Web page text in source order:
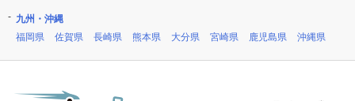
九州・沖縄
福岡県
佐賀県 長崎県 熊本県 大分県 宮崎県 鹿児島県 沖縄県